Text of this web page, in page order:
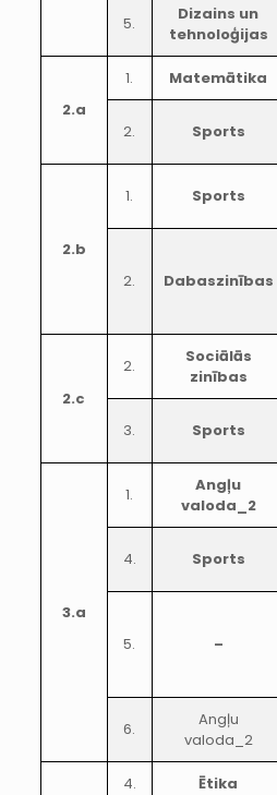
5.
Dizains un
tehnoloģijas
2.a
1. Matemātika
2. Sports
2.b
1. Sports
2. Dabaszinības
2.c
2.
Sociālās
zinības
3. Sports
3.a
1.
Angļu
valoda_2
4. Sports
5. –
6.
Angļu
valoda_2
4. Ētika